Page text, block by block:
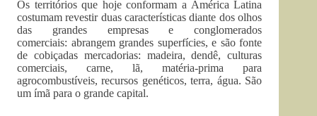
Os territórios que hoje conformam a América Latina
costumam revestir duas características diante dos olhos
das grandes empresas e conglomerados
comerciais: abrangem grandes superfícies, e são fonte
de cobiçadas mercadorias: madeira, dendê, culturas
comerciais, carne, lã, matéria-prima para
agrocombustíveis, recursos genéticos, terra, água. São
um ímã para o grande capital.